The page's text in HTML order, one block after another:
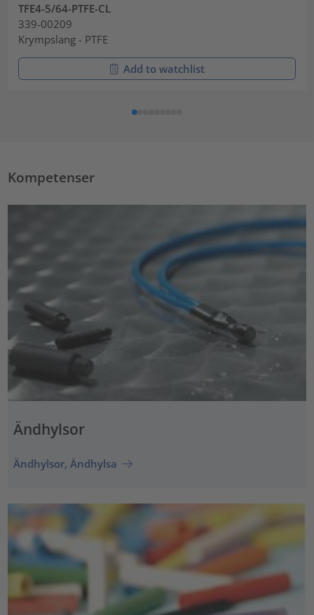
TFE4-5/64-PTFE-CL
339-00209
Krympslang - PTFE
Add to watchlist
Kompetenser
Ändhylsor
Ändhylsor, Ändhylsa